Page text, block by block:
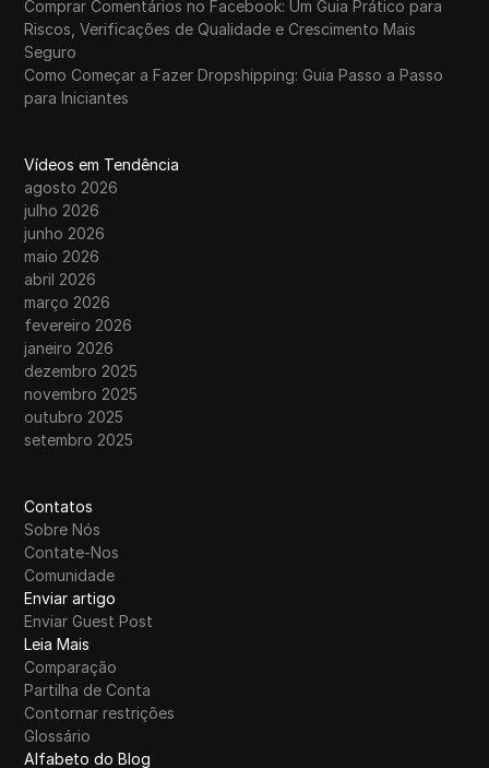
Comprar Comentários no Facebook: Um Guia Prático para
Riscos, Verificações de Qualidade e Crescimento Mais
Seguro
Como Começar a Fazer Dropshipping: Guia Passo a Passo
para Iniciantes
Vídeos em Tendência
agosto 2026
julho 2026
junho 2026
maio 2026
abril 2026
março 2026
fevereiro 2026
janeiro 2026
dezembro 2025
novembro 2025
outubro 2025
setembro 2025
Contatos
Sobre Nós
Contate-Nos
Comunidade
Enviar artigo
Enviar Guest Post
Leia Mais
Comparação
Partilha de Conta
Contornar restrições
Glossário
Alfabeto do Blog